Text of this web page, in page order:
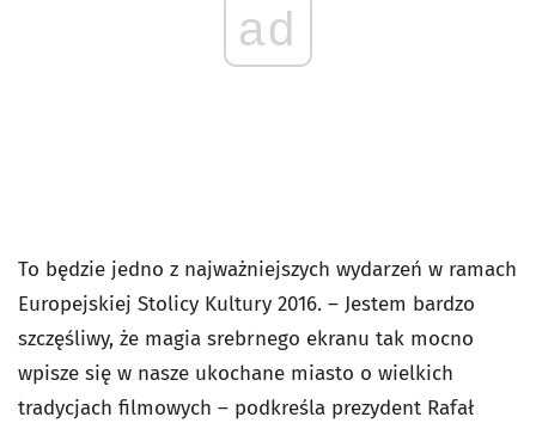
ad
To będzie jedno z najważniejszych wydarzeń w ramach
Europejskiej Stolicy Kultury 2016. – Jestem bardzo
szczęśliwy, że magia srebrnego ekranu tak mocno
wpisze się w nasze ukochane miasto o wielkich
tradycjach filmowych – podkreśla prezydent Rafał